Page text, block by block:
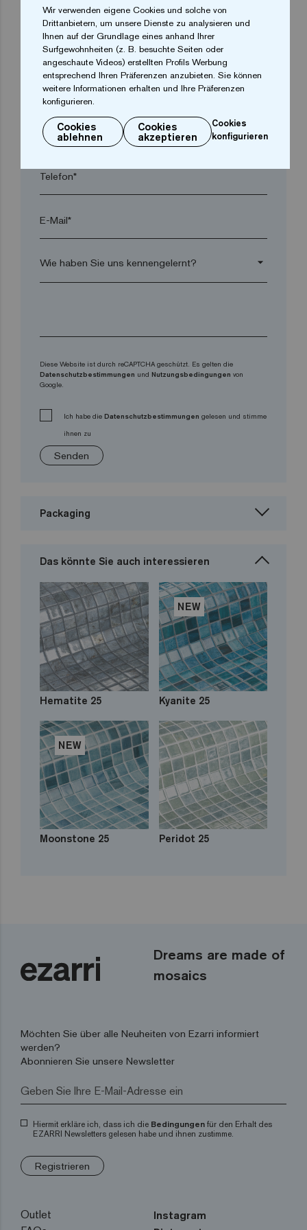
Ort*
Postleitzahl*
Telefon*
E-Mail*
arrow_drop_down
Diese Website ist durch reCAPTCHA geschützt. Es gelten die
Datenschutzbestimmungen und Nutzungsbedingungen von
Google.
Ich habe die Datenschutzbestimmungen gelesen und stimme
ihnen zu
Senden
Packaging
Das könnte Sie auch interessieren
Hematite 25
NEW
Kyanite 25
NEW
Moonstone 25 Peridot 25
Dreams are made of
mosaics
Möchten Sie über alle Neuheiten von Ezarri informiert
werden?
Abonnieren Sie unsere Newsletter
Hiermit erkläre ich, dass ich die Bedingungen für den Erhalt des
EZARRI Newsletters gelesen habe und ihnen zustimme.
Registrieren
Outlet
Instagram
Wir verwenden eigene Cookies und solche von
Drittanbietern, um unsere Dienste zu analysieren und
Ihnen auf der Grundlage eines anhand Ihrer
Surfgewohnheiten (z. B. besuchte Seiten oder
angeschaute Videos) erstellten Profils Werbung
entsprechend Ihren Präferenzen anzubieten. Sie können
weitere Informationen erhalten und Ihre Präferenzen
konfigurieren.
Cookies
ablehnen
Cookies
akzeptieren
Cookies
konfigurieren